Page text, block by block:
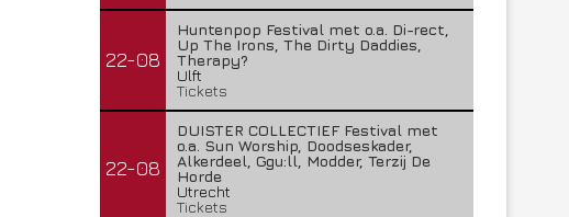
22-08
Huntenpop Festival met o.a. Di-rect,
Up The Irons, The Dirty Daddies,
Therapy?
Ulft
Tickets
22-08
DUISTER COLLECTIEF Festival met
o.a. Sun Worship, Doodseskader,
Alkerdeel, Ggu:ll, Modder, Terzij De
Horde
Utrecht
Tickets